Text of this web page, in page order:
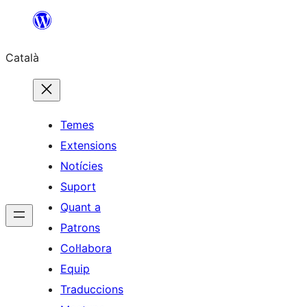
contingut
Català
Temes
Extensions
Notícies
Suport
Quant a
Patrons
Col·labora
Equip
Traduccions